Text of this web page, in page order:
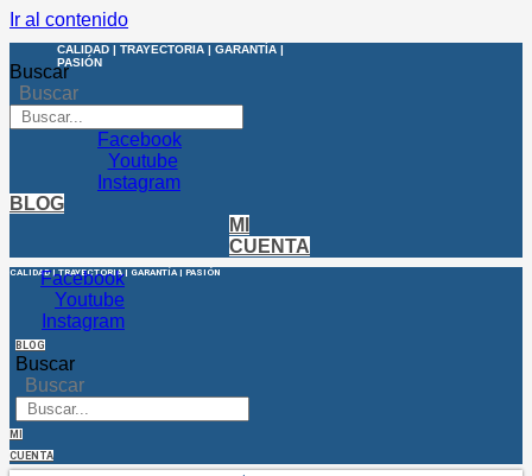
Ir al contenido
CALIDAD | TRAYECTORIA | GARANTÍA |
PASIÓN
Buscar
Buscar
Facebook
Youtube
Instagram
BLOG
MI
CUENTA
CALIDAD | TRAYECTORIA | GARANTÍA | PASIÓN
Facebook
Youtube
Instagram
BLOG
Buscar
Buscar
MI
CUENTA